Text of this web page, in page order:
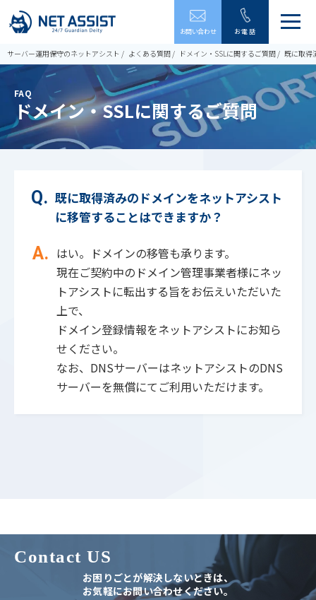
お問い合わせ お電話
メ
ュ
ー
を
開
閉
サーバー運用保守のネットアシスト よくある質問 ドメイン・SSLに関するご質問 既に取得
FAQ
ドメイン・SSLに関するご質問
既に取得済みのドメインをネットアシスト
に移管することはできますか？
はい。ドメインの移管も承ります。
現在ご契約中のドメイン管理事業者様にネッ
トアシストに転出する旨をお伝えいただいた
上で、
ドメイン登録情報をネットアシストにお知ら
せください。
なお、DNSサーバーはネットアシストのDNS
サーバーを無償にてご利用いただけます。
Contact US
お困りごとが解決しないときは、
お気軽にお問い合わせください。